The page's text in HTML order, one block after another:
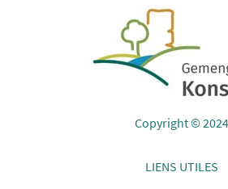
Copyright © 2024
LIENS UTILES